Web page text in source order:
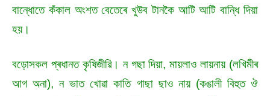
বান্ধোতে কঁকাল অংশত বেতেৰে খুউব টানকৈ আটি আটি বান্ধি দিয়া
হয়।
বড়োসকল প্ৰধানত কৃষিজীৱি। ন গছা দিয়া, মায়লাও লায়নায় (লখিমীৰ
আগ অনা), ন ভাত খোৱা কাতি গাছা ছাও নায় (কঙালী বিহুত ঔ